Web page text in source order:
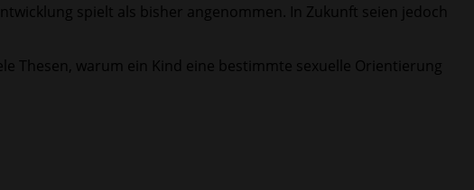
spielt als bisher angenommen. In Zukunft seien jedoch
Thesen, warum ein Kind eine bestimmte sexuelle Orientierung